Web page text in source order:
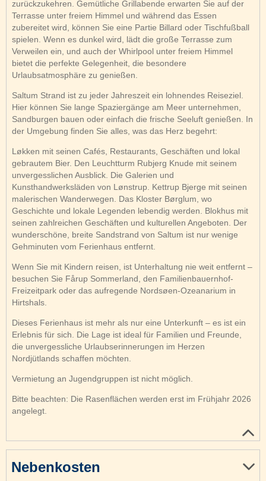
zurückzukehren. Gemütliche Grillabende erwarten Sie auf der
Terrasse unter freiem Himmel und während das Essen
zubereitet wird, können Sie eine Partie Billard oder Tischfußball
spielen. Wenn es dunkel wird, lädt die große Terrasse zum
Verweilen ein, und auch der Whirlpool unter freiem Himmel
bietet die perfekte Gelegenheit, die besondere
Urlaubsatmosphäre zu genießen.
Saltum Strand ist zu jeder Jahreszeit ein lohnendes Reiseziel.
Hier können Sie lange Spaziergänge am Meer unternehmen,
Sandburgen bauen oder einfach die frische Seeluft genießen. In
der Umgebung finden Sie alles, was das Herz begehrt:
Løkken mit seinen Cafés, Restaurants, Geschäften und lokal
gebrautem Bier. Den Leuchtturm Rubjerg Knude mit seinem
unvergesslichen Ausblick. Die Galerien und
Kunsthandwerksläden von Lønstrup. Kettrup Bjerge mit seinen
malerischen Wanderwegen. Das Kloster Børglum, wo
Geschichte und lokale Legenden lebendig werden. Blokhus mit
seinen zahlreichen Geschäften und kulturellen Angeboten. Der
wunderschöne, breite Sandstrand von Saltum ist nur wenige
Gehminuten vom Ferienhaus entfernt.
Wenn Sie mit Kindern reisen, ist Unterhaltung nie weit entfernt –
besuchen Sie Fårup Sommerland, den Familienbauernhof-
Freizeitpark oder das aufregende Nordsøen-Ozeanarium in
Hirtshals.
Dieses Ferienhaus ist mehr als nur eine Unterkunft – es ist ein
Erlebnis für sich. Die Lage ist ideal für Familien und Freunde,
die unvergessliche Urlaubserinnerungen im Herzen
Nordjütlands schaffen möchten.
Vermietung an Jugendgruppen ist nicht möglich.
Bitte beachten: Die Rasenflächen werden erst im Frühjahr 2026
angelegt.
Nebenkosten